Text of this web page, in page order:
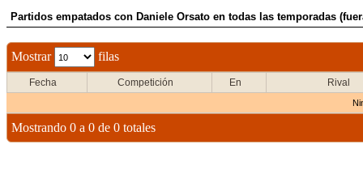
Partidos empatados con Daniele Orsato en todas las temporadas
Mostrar filas
Fecha Competición En Rival
Mostrando 0 a 0 de 0 totales